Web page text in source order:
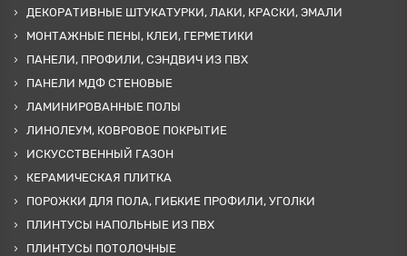
ДЕКОРАТИВНЫЕ ШТУКАТУРКИ, ЛАКИ, КРАСКИ, ЭМАЛИ
МОНТАЖНЫЕ ПЕНЫ, КЛЕИ, ГЕРМЕТИКИ
ПАНЕЛИ, ПРОФИЛИ, СЭНДВИЧ ИЗ ПВХ
ПАНЕЛИ МДФ СТЕНОВЫЕ
ЛАМИНИРОВАННЫЕ ПОЛЫ
ЛИНОЛЕУМ, КОВРОВОЕ ПОКРЫТИЕ
ИСКУССТВЕННЫЙ ГАЗОН
КЕРАМИЧЕСКАЯ ПЛИТКА
ПОРОЖКИ ДЛЯ ПОЛА, ГИБКИЕ ПРОФИЛИ, УГОЛКИ
ПЛИНТУСЫ НАПОЛЬНЫЕ ИЗ ПВХ
ПЛИНТУСЫ ПОТОЛОЧНЫЕ